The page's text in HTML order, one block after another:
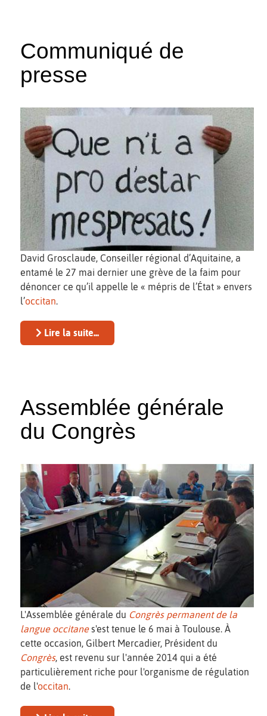
Communiqué de
presse
David Grosclaude, Conseiller régional d’Aquitaine, a
entamé le 27 mai dernier une grève de la faim pour
dénoncer ce qu’il appelle le « mépris de l’État » envers
l’occitan.
Lire la suite...
Assemblée générale
du Congrès
L'Assemblée générale du Congrès permanent de la
langue occitanes'est tenue le 6 mai à Toulouse. À
cette occasion, Gilbert Mercadier, Président du
Congrès, est revenu sur l'année 2014 qui a été
particulièrement riche pour l'organisme de régulation
de l'occitan.